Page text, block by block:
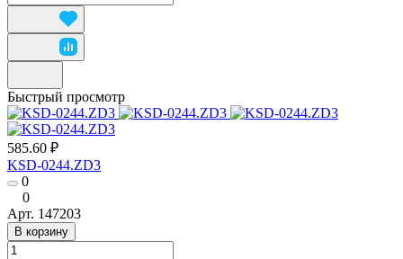
Быстрый просмотр
585.60 ₽
KSD-0244.ZD3
0
0
Арт. 147203
В корзину